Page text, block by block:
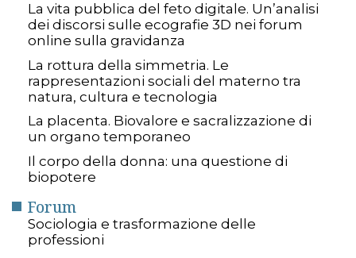
La vita pubblica del feto digitale. Un’analisi
dei discorsi sulle ecografie 3D nei forum
online sulla gravidanza
La rottura della simmetria. Le
rappresentazioni sociali del materno tra
natura, cultura e tecnologia
La placenta. Biovalore e sacralizzazione di
un organo temporaneo
Il corpo della donna: una questione di
biopotere
Forum
Sociologia e trasformazione delle
professioni